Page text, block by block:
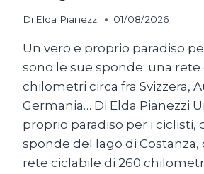
Di Elda Pianezzi 01/08/2026
Un vero e proprio paradiso
sono le sue sponde: una rete
chilometri circa fra Svizzera,
Germania… Di Elda Pianezzi
proprio paradiso per i ciclisti,
sponde del lago di Costanza,
rete ciclabile di 260